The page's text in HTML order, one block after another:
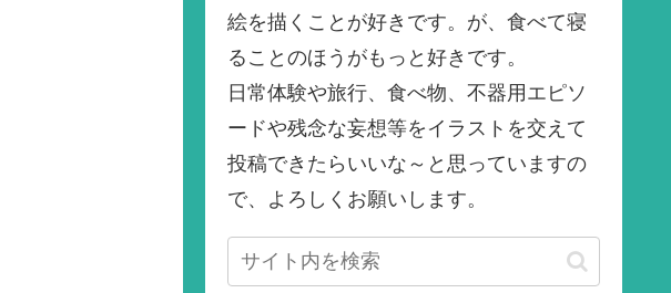
絵を描くことが好きです。が、食べて寝
ることのほうがもっと好きです。
日常体験や旅行、食べ物、不器用エピソ
ードや残念な妄想等をイラストを交えて
投稿できたらいいな～と思っていますの
で、よろしくお願いします。